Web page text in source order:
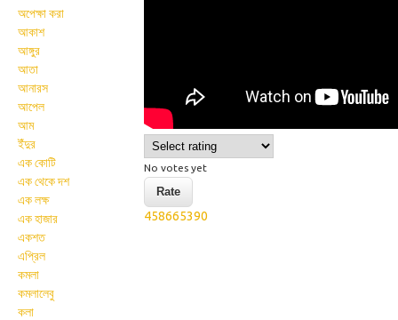
অপেক্ষা করা
আকাশ
আঙ্গুর
আতা
আনারস
আপেল
আম
ইঁদুর
এক কোটি
এক থেকে দশ
এক লক্ষ
এক হাজার
একশত
এপ্রিল
কমলা
কমলালেবু
কলা
No votes yet
458665390